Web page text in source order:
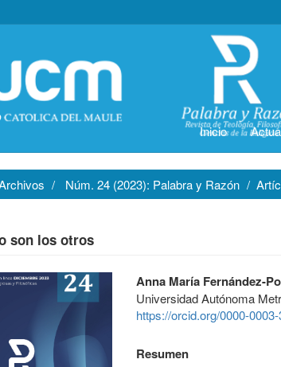
Inicio
Núm. 24 (2023): Palabra y Razón
son los otros
Contenido
principal
del
artículo
Anna María Fernández-
Universidad Autónoma
https://orcid.org/0000-
Resumen